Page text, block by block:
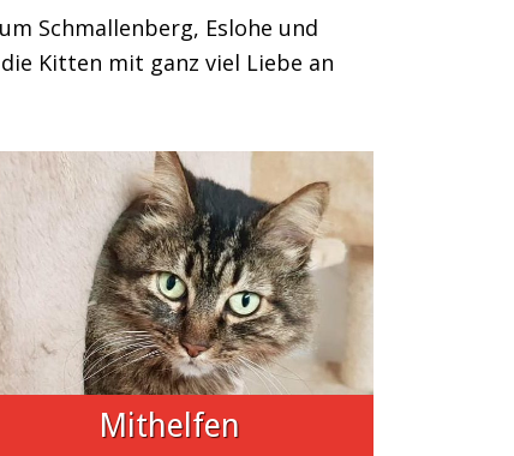
Schmallenberg, Eslohe und
Kitten mit ganz viel Liebe an
Mithelfen